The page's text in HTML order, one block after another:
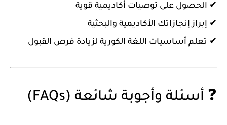
✔ الحصول على توصيات أكاديمية قوية
✔ إبراز إنجازاتك الأكاديمية والبحثية
✔ تعلم أساسيات اللغة الكورية لزيادة فرص القبول
❓ أسئلة وأجوبة شائعة (FAQs)